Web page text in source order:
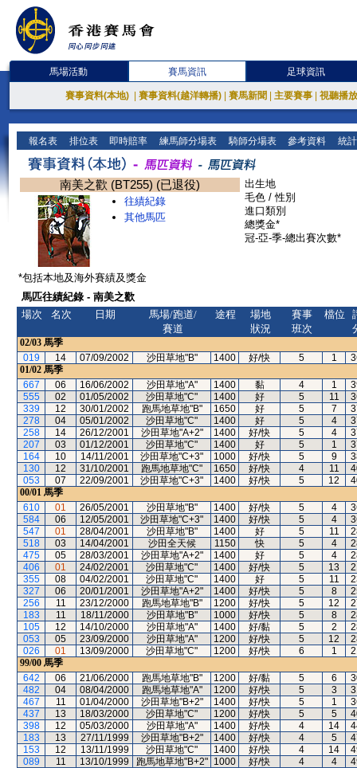
馬場活動 賽馬資訊 足球資訊
賽事資料(本地) 賽事資料(越洋轉播) 賽馬新聞 主要賽事 視聽播
報名表 排位表 即時賠率 練馬師分場表 騎師分場表 參考資料 統
南美之歡 (BT255) (已退役)
往績紀錄
其他馬匹
出生地
毛色 / 性別
進口類別
總獎金*
冠-亞-季-總出賽次數*
*包括本地及海外賽績及獎金
馬匹往績紀錄 - 南美之歡
場次
名次 日期
馬場/跑道/
賽道
途程
場地
狀況
賽事
班次
檔位
02/03 馬季
019
14 07/09/2002 沙田草地"B" 1400 好/快 5 1
01/02 馬季
667
06 16/06/2002 沙田草地"A" 1400 黏 4 1
555
02 01/05/2002 沙田草地"C" 1400 好 5 11
339
12 30/01/2002 跑馬地草地"B" 1650 好 5 7
278
04 05/01/2002 沙田草地"C" 1400 好 5 4
258
14 26/12/2001 沙田草地"A+2" 1400 好/快 5 4
207
03 01/12/2001 沙田草地"C" 1400 好 5 1
164
10 14/11/2001 沙田草地"C+3" 1000 好/快 5 9
130
12 31/10/2001 跑馬地草地"C" 1650 好/快 4 11
053
07 22/09/2001 沙田草地"C+3" 1400 好/快 5 12
00/01 馬季
610
01 26/05/2001 沙田草地"B" 1400 好/快 5 4
584
06 12/05/2001 沙田草地"C+3" 1400 好/快 5 4
547
01 28/04/2001 沙田草地"B" 1400 好 5 11
518
03 14/04/2001 沙田全天候 1150 快 5 4
475
05 28/03/2001 沙田草地"A+2" 1400 好 5 4
406
01 24/02/2001 沙田草地"C" 1400 好/快 5 13
355
08 04/02/2001 沙田草地"C" 1400 好 5 11
327
06 20/01/2001 沙田草地"A+2" 1400 好/快 5 8
256
11 23/12/2000 跑馬地草地"B" 1200 好/快 5 12
183
11 18/11/2000 沙田草地"B" 1000 好/快 5 8
105
12 14/10/2000 沙田草地"A" 1400 好/黏 5 2
053
05 23/09/2000 沙田草地"A" 1200 好/快 5 12
026
01 13/09/2000 沙田草地"C" 1200 好/快 6 1
99/00 馬季
642
06 21/06/2000 跑馬地草地"B" 1200 好/黏 5 6
482
04 08/04/2000 跑馬地草地"A" 1200 好/快 5 3
467
11 01/04/2000 沙田草地"B+2" 1400 好/快 5 1
437
13 18/03/2000 沙田草地"C" 1200 好/快 5 5
398
12 05/03/2000 沙田草地"A" 1400 好/快 4 14
183
13 27/11/1999 沙田草地"B+2" 1400 好/快 4 5
153
12 13/11/1999 沙田草地"C" 1400 好/快 4 14
089
11 13/10/1999 跑馬地草地"B+2" 1000 好/快 4 4